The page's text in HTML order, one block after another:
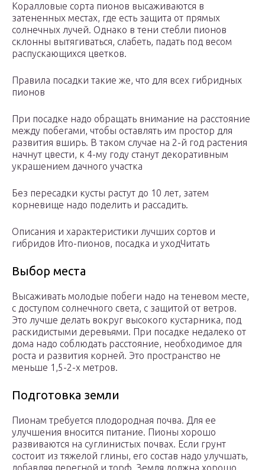
Коралловые сорта пионов высаживаются в
затененных местах, где есть защита от прямых
солнечных лучей. Однако в тени стебли пионов
склонны вытягиваться, слабеть, падать под весом
распускающихся цветков.
Правила посадки такие же, что для всех гибридных
пионов
При посадке надо обращать внимание на расстояние
между побегами, чтобы оставлять им простор для
развития вширь. В таком случае на 2-й год растения
начнут цвести, к 4-му году станут декоративным
украшением дачного участка
Без пересадки кусты растут до 10 лет, затем
корневище надо поделить и рассадить.
Описания и характеристики лучших сортов и
гибридов Ито-пионов, посадка и уходЧитать
Выбор места
Высаживать молодые побеги надо на теневом месте,
с доступом солнечного света, с защитой от ветров.
Это лучше делать вокруг высокого кустарника, под
раскидистыми деревьями. При посадке недалеко от
дома надо соблюдать расстояние, необходимое для
роста и развития корней. Это пространство не
меньше 1,5-2-х метров.
Подготовка земли
Пионам требуется плодородная почва. Для ее
улучшения вносится питание. Пионы хорошо
развиваются на суглинистых почвах. Если грунт
состоит из тяжелой глины, его состав надо улучшать,
добавляя перегной и торф. Земля должна хорошо